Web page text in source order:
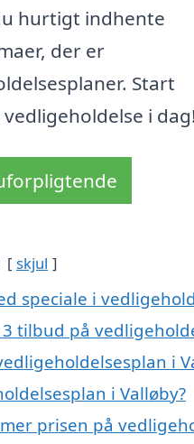
hurtigt indhente
der er
Start
i dag!
skjul
speciale i
tilbud på
i
i Valløby?
prisen på